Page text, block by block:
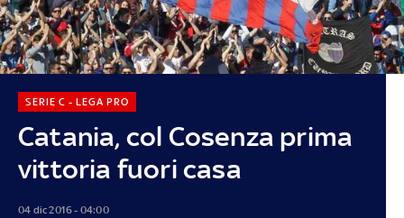
Catania, col Cosenza prima
vittoria fuori casa
SERIE C - LEGA PRO
04 dic 2016 - 04:00